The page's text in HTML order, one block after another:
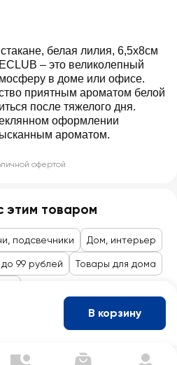
белая лилия, 6,5х8см
– это великолепный
в доме или офисе.
приятным ароматом белой
после тяжелого дня.
оформлении
ароматом.
офертой
этим товаром
подсвечники Дом, интерьер
99 рублей Товары для дома
В корзину